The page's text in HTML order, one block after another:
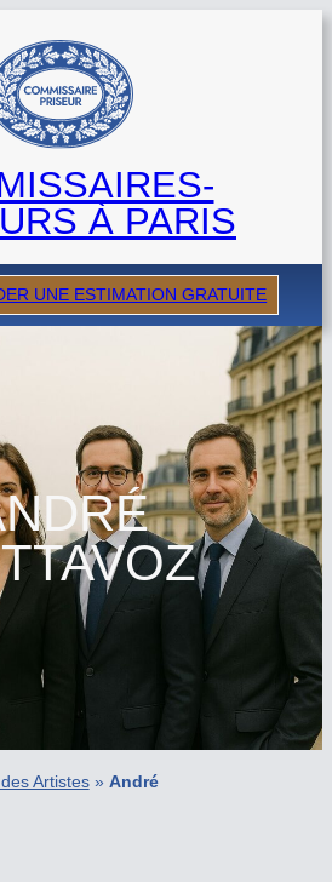
À PARIS
UNE ESTIMATION GRATUITE
Artistes» André